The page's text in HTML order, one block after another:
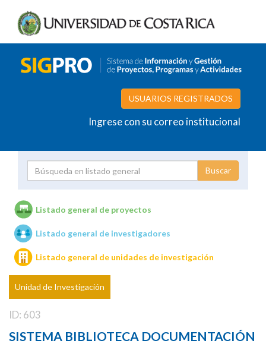
USUARIOS REGISTRADOS
Ingrese con su correo institucional
Unidades de investigación
Listado general de proyectos
Listado general de investigadores
Listado general de unidades de investigación
Unidad de Investigación
ID: 603
SISTEMA BIBLIOTECA DOCUMENTACIÓN